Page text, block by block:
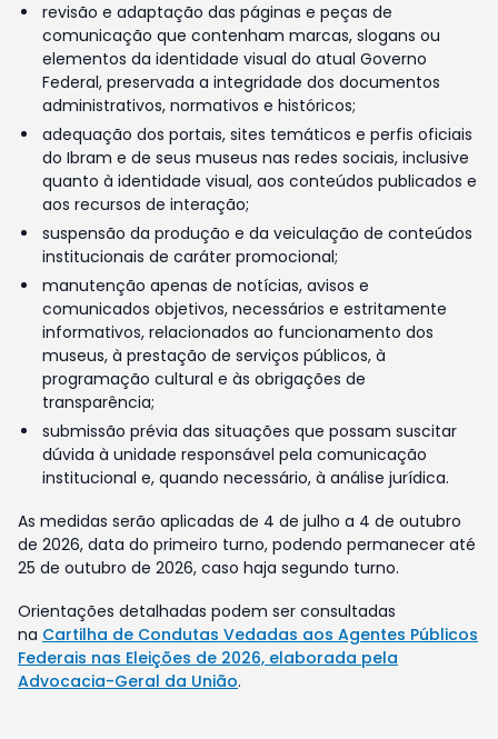
revisão e adaptação das páginas e peças de
comunicação que contenham marcas, slogans ou
elementos da identidade visual do atual Governo
Federal, preservada a integridade dos documentos
administrativos, normativos e históricos;
adequação dos portais, sites temáticos e perfis oficiais
do Ibram e de seus museus nas redes sociais, inclusive
quanto à identidade visual, aos conteúdos publicados e
aos recursos de interação;
suspensão da produção e da veiculação de conteúdos
institucionais de caráter promocional;
manutenção apenas de notícias, avisos e
comunicados objetivos, necessários e estritamente
informativos, relacionados ao funcionamento dos
museus, à prestação de serviços públicos, à
programação cultural e às obrigações de
transparência;
submissão prévia das situações que possam suscitar
dúvida à unidade responsável pela comunicação
institucional e, quando necessário, à análise jurídica.
As medidas serão aplicadas de 4 de julho a 4 de outubro
de 2026, data do primeiro turno, podendo permanecer até
25 de outubro de 2026, caso haja segundo turno.
Orientações detalhadas podem ser consultadas
na Cartilha de Condutas Vedadas aos Agentes Públicos
Federais nas Eleições de 2026, elaborada pela
Advocacia-Geral da União.